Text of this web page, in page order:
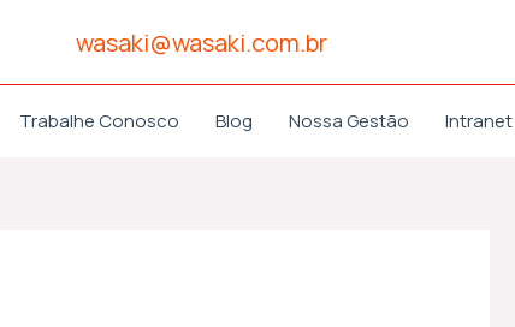
wasaki@wasaki.com.br
Trabalhe Conosco Blog Nossa Gestão Intranet